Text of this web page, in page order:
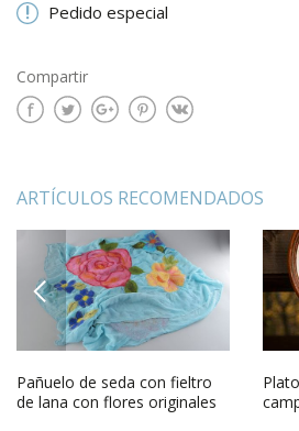
Pedido especial
Compartir
ARTÍCULOS RECOMENDADOS
PREVIOUS
Pañuelo de seda con fieltro
de lana con flores originales